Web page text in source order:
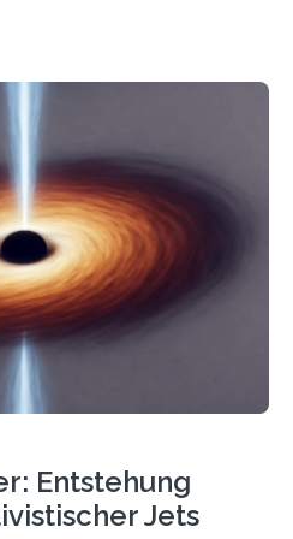
gilt, deren physikalische
Das
Advances veröffentlichte
sciadv.adw8462)
Dampfturbinen sind
wandeln thermische
um – oder anders
In
ist es in den…
Entstehung
Jets